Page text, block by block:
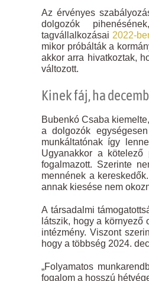
Az érvényes
dolgozók
tagvállalkozásai 2022-
mikor próbálták a
akkor arra hivatkoztak,
változott.
Kinek fáj, ha
Bubenkó Csaba
a dolgozók
munkáltatónak így
Ugyanakkor a
fogalmazott. Szerinte
mennének a
annak kiesése nem
A társadalmi
látszik, hogy a környező
intézmény. Viszont
hogy a többség 2024.
„Folyamatos
fogalom a hosszú